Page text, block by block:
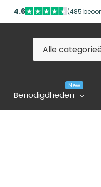
4.6 (485
Alle
categorieën
Zoeken
Benodigdheden
New